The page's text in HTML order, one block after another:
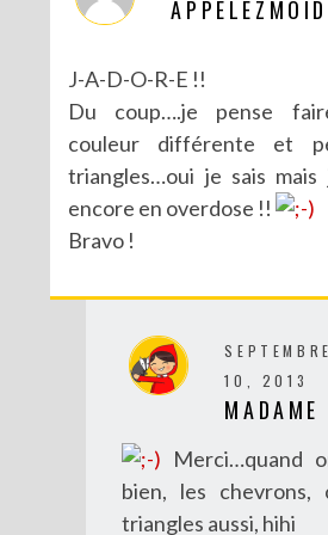
J-A-D-O-R-E !!
Du coup….je pense
couleur différente et
triangles…oui je sais
encore en overdose !!
Bravo !
SEPTEMBRE
10, 2013
Merci…quand
bien, les chevrons,
triangles aussi, hihi